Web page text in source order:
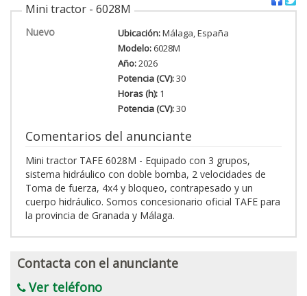
Mini tractor - 6028M
Nuevo Ubicación:Málaga, España
Modelo:6028M
Año:2026
Potencia (CV):30
Horas (h):1
Potencia (CV):30
Comentarios del anunciante
Mini tractor TAFE 6028M - Equipado con 3 grupos,
sistema hidráulico con doble bomba, 2 velocidades de
Toma de fuerza, 4x4 y bloqueo, contrapesado y un
cuerpo hidráulico. Somos concesionario oficial TAFE para
la provincia de Granada y Málaga.
Contacta con el anunciante
Ver teléfono